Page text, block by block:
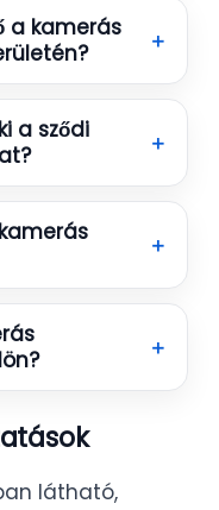
a kamerás
＋
a sződi
＋
＋
＋
látható,